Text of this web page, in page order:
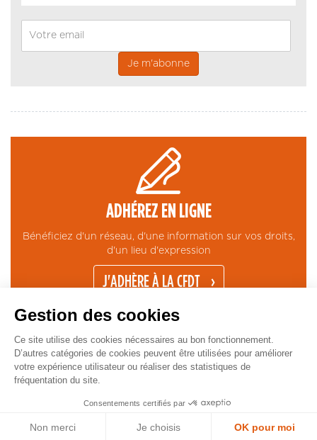
ADHÉREZ EN LIGNE
Bénéficiez d'un réseau, d'une information sur vos droits,
d'un lieu d'expression
J'ADHÈRE À LA CFDT
Copyright © CFDT Cadres - 2026
CONTACT MENTIONS LÉGALES
Gestion des cookies
Ce site utilise des cookies nécessaires au bon fonctionnement.
D’autres catégories de cookies peuvent être utilisées pour améliorer
votre expérience utilisateur ou réaliser des statistiques de
fréquentation du site.
Consentements certifiés par
Non merci Je choisis OK pour moi